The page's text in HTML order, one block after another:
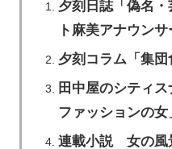
夕刻日誌「偽名
ト麻美アナウンサ
夕刻コラム「集団
田中屋のシティ
ファッションの女
連載小説 女の